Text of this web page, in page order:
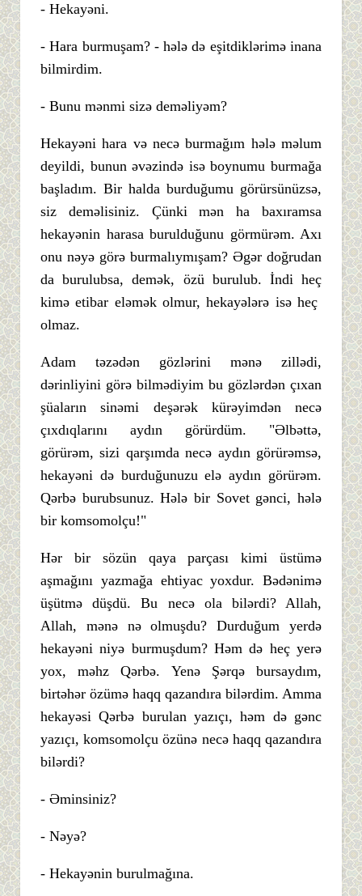
- Hekayəni.
- Hara burmuşam? - hələ də eşitdiklərimə inana
bilmirdim.
- Bunu mənmi sizə deməliyəm?
Hekayəni hara və necə burmağım hələ məlum
deyildi, bunun əvəzində isə boynumu burmağa
başladım. Bir halda burduğumu görürsünüzsə,
siz deməlisiniz. Çünki mən ha baxıramsa
hekayənin harasa burulduğunu görmürəm. Axı
onu nəyə görə burmalıymışam? Əgər doğrudan
da burulubsa, demək, özü burulub. İndi heç
kimə etibar eləmək olmur, hekayələrə isə heç
olmaz.
Adam təzədən gözlərini mənə zillədi,
dərinliyini görə bilmədiyim bu gözlərdən çıxan
şüaların sinəmi deşərək kürəyimdən necə
çıxdıqlarını aydın görürdüm. "Əlbəttə,
görürəm, sizi qarşımda necə aydın görürəmsə,
hekayəni də burduğunuzu elə aydın görürəm.
Qərbə burubsunuz. Hələ bir Sovet gənci, hələ
bir komsomolçu!"
Hər bir sözün qaya parçası kimi üstümə
aşmağını yazmağa ehtiyac yoxdur. Bədənimə
üşütmə düşdü. Bu necə ola bilərdi? Allah,
Allah, mənə nə olmuşdu? Durduğum yerdə
hekayəni niyə burmuşdum? Həm də heç yerə
yox, məhz Qərbə. Yenə Şərqə bursaydım,
birtəhər özümə haqq qazandıra bilərdim. Amma
hekayəsi Qərbə burulan yazıçı, həm də gənc
yazıçı, komsomolçu özünə necə haqq qazandıra
bilərdi?
- Əminsiniz?
- Nəyə?
- Hekayənin burulmağına.